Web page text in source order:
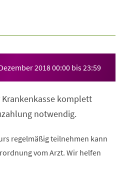
201800:00 bis23:59
komplett
notwendig.
regelmäßig teilnehmen kann
vom Arzt. Wir helfen